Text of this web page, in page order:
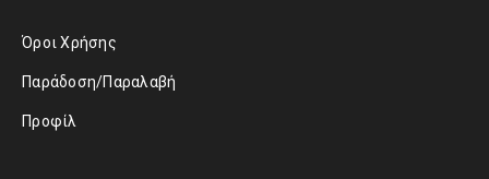
Όροι Χρήσης
Παράδοση/Παραλαβή
Προφίλ